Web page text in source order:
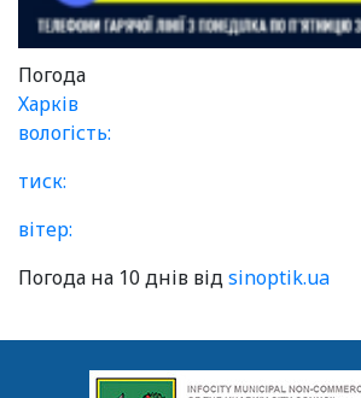
Погода
Харків
вологість:
тиск:
вітер:
Погода на 10 днів відsinoptik.ua